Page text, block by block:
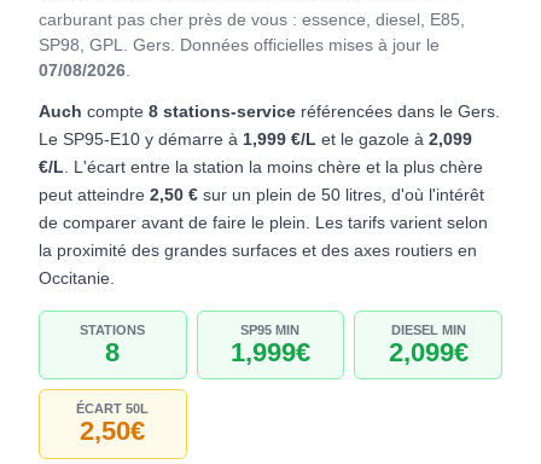
carburant pas cher près de vous : essence, diesel, E85,
SP98, GPL. Gers. Données officielles mises à jour le
07/08/2026.
Auch compte 8 stations-service référencées dans le Gers.
Le SP95-E10 y démarre à 1,999 €/L et le gazole à 2,099
€/L. L'écart entre la station la moins chère et la plus chère
peut atteindre 2,50 € sur un plein de 50 litres, d'où l'intérêt
de comparer avant de faire le plein. Les tarifs varient selon
la proximité des grandes surfaces et des axes routiers en
Occitanie.
STATIONS
8
SP95 MIN
1,999€
DIESEL MIN
2,099€
ÉCART 50L
2,50€